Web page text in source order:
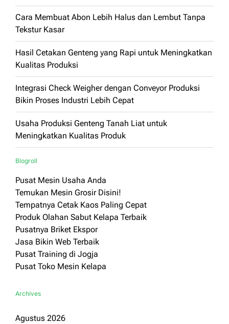
Cara Membuat Abon Lebih Halus dan Lembut Tanpa
Tekstur Kasar
Hasil Cetakan Genteng yang Rapi untuk Meningkatkan
Kualitas Produksi
Integrasi Check Weigher dengan Conveyor Produksi
Bikin Proses Industri Lebih Cepat
Usaha Produksi Genteng Tanah Liat untuk
Meningkatkan Kualitas Produk
Blogroll
Pusat Mesin Usaha Anda
Temukan Mesin Grosir Disini!
Tempatnya Cetak Kaos Paling Cepat
Produk Olahan Sabut Kelapa Terbaik
Pusatnya Briket Ekspor
Jasa Bikin Web Terbaik
Pusat Training di Jogja
Pusat Toko Mesin Kelapa
Archives
Agustus 2026